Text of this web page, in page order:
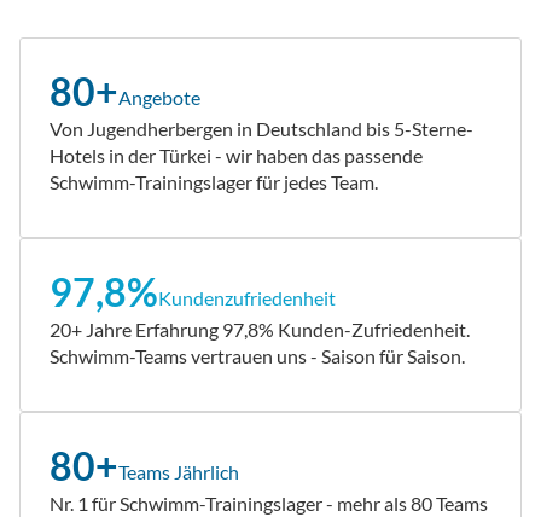
80+Angebote
Von Jugendherbergen in Deutschland bis 5-Sterne-
Hotels in der Türkei - wir haben das passende
Schwimm-Trainingslager für jedes Team.
97,8%Kundenzufriedenheit
20+ Jahre Erfahrung 97,8% Kunden-Zufriedenheit.
Schwimm-Teams vertrauen uns - Saison für Saison.
80+Teams Jährlich
Nr. 1 für Schwimm-Trainingslager - mehr als 80 Teams